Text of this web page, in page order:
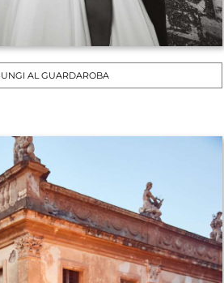
AL GUARDAROBA